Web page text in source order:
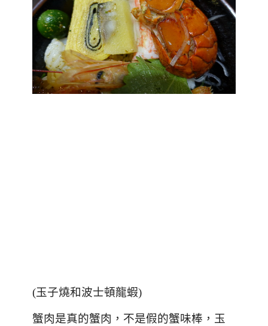
(玉子燒和波士頓龍蝦)
蟹肉是真的蟹肉，不是假的蟹味棒，玉